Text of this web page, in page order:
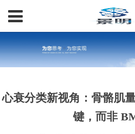
心衰分类新视角：骨骼肌
键，而非